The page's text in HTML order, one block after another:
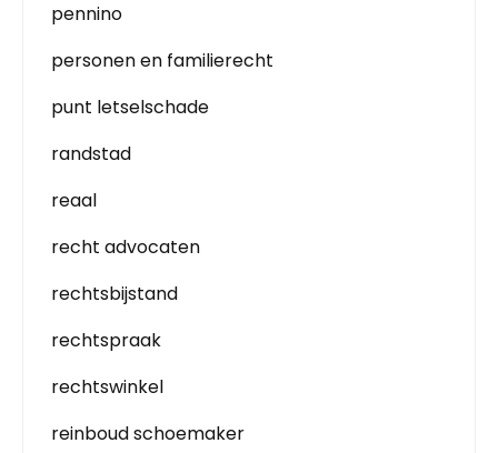
pennino
personen en familierecht
punt letselschade
randstad
reaal
recht advocaten
rechtsbijstand
rechtspraak
rechtswinkel
reinboud schoemaker